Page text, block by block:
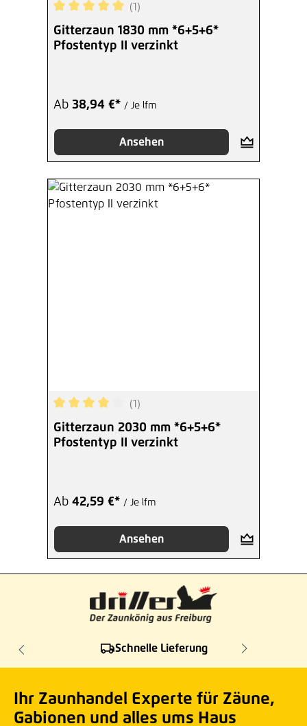
Durchschnittliche Bewertung von 5 von 5
(1)
Gitterzaun 1830 mm *6+5+6*
Pfostentyp II verzinkt
Ab 38,94 €* / Je lfm
Ansehen
Durchschnittliche Bewertung von 4 von 5
(1)
Gitterzaun 2030 mm *6+5+6*
Pfostentyp II verzinkt
Ab 42,59 €* / Je lfm
Ansehen
Schnelle Lieferung
Ihr Zaunhandel Experte für Zäune,
Gabionen und alles ums Haus